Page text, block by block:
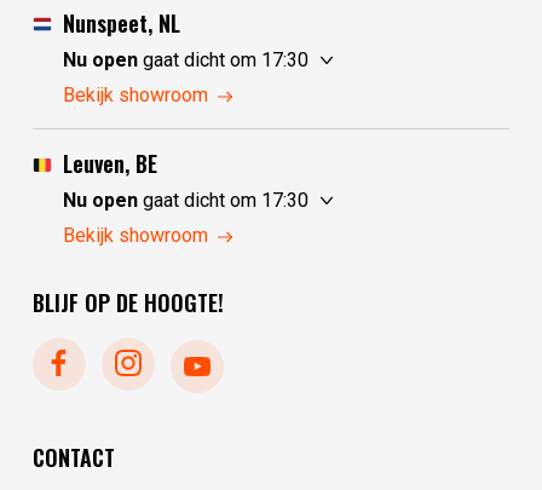
maandag
dinsdag
woensdag
Nunspeet, NL
Nu opengaat dicht om 17:30
zaterdag
zondag
gesloten
maandag
dinsdag
woensdag
Bekijk showroom
Leuven, BE
Nu opengaat dicht om 17:30
zaterdag
maandag
woensdag
donderdag
Bekijk showroom
BLIJF OP DE HOOGTE!
CONTACT